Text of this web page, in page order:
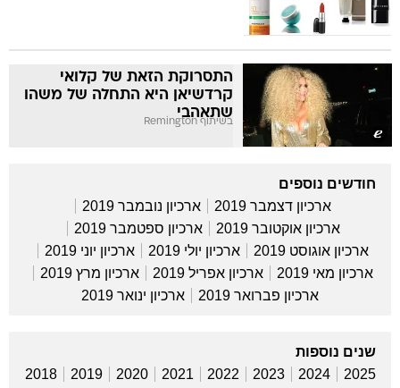
התסרוקת הזאת של קלואי
קרדשיאן היא התחלה של משהו
שתאהבי
בשיתוף Remington
חודשים נוספים
ארכיון דצמבר 2019
ארכיון נובמבר 2019
ארכיון אוקטובר 2019
ארכיון ספטמבר 2019
ארכיון אוגוסט 2019
ארכיון יולי 2019
ארכיון יוני 2019
ארכיון מאי 2019
ארכיון אפריל 2019
ארכיון מרץ 2019
ארכיון פברואר 2019
ארכיון ינואר 2019
שנים נוספות
2025
2024
2023
2022
2021
2020
2019
2018